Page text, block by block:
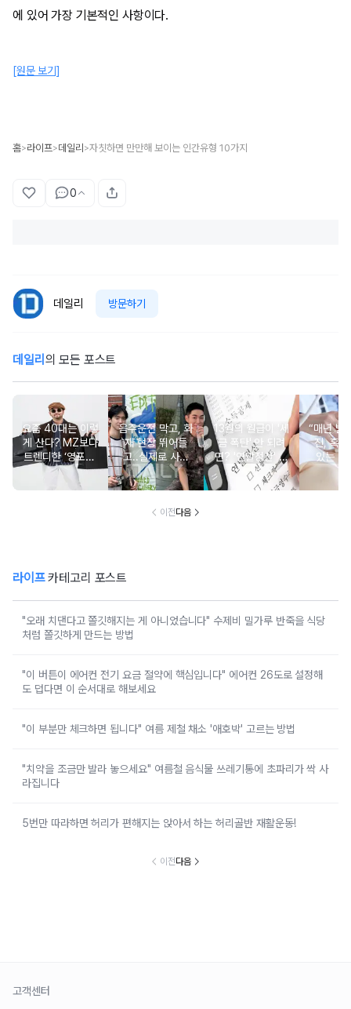
에 있어 가장 기본적인 사항이다.
[원문 보기]
홈>라이프>데일리 >자칫하면 만만해 보이는 인간유형 10가지
0
데일리 방문하기
데일리 의 모든 포스트
요즘 40대는 이렇
게 산다? MZ보다
트렌디한 ‘영포티’
분석
음주운전 막고, 화
재 현장 뛰어들
고..실제로 사람
구한 연예인 10
13월의 월급이 '세
금 폭탄' 안 되려
면? '연말정산' 핵
심 꿀팁 A to Z
“매년 받
진, 혹시
있는 건
요?”
이전다음
라이프카테고리 포스트
"오래 치댄다고 쫄깃해지는 게 아니었습니다" 수제비 밀가루 반죽을 식당
처럼 쫄깃하게 만드는 방법
"이 버튼이 에어컨 전기 요금 절약에 핵심입니다" 에어컨 26도로 설정해
도 덥다면 이 순서대로 해보세요
"이 부분만 체크하면 됩니다" 여름 제철 채소 '애호박' 고르는 방법
"치약을 조금만 발라 놓으세요" 여름철 음식물 쓰레기통에 초파리가 싹 사
라집니다
5번만 따라하면 허리가 편해지는 앉아서 하는 허리골반 재활운동!
이전다음
고객센터